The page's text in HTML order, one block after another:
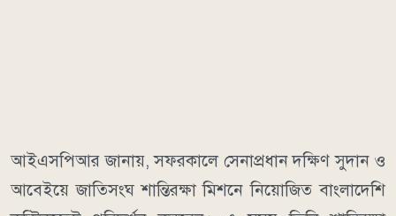
আইএসপিআর জানায়, সফরকালে সেনাপ্রধান দক্ষিণ সুদান ও
আবেইয়ে জাতিসংঘ শান্তিরক্ষা মিশনে নিয়োজিত বাংলাদেশি